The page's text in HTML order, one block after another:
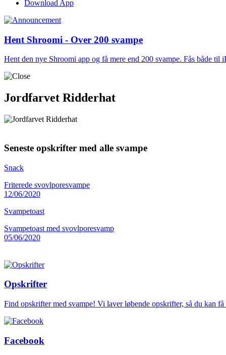
Download App
Hent Shroomi - Over 200 svampe
Hent den nye Shroomi app og få mere end 200 svampe. Fås både til
Jordfarvet Ridderhat
Seneste opskrifter med alle svampe
Snack
Friterede svovlporesvampe
12/06/2020
Svampetoast
Svampetoast med svovlporesvamp
05/06/2020
Opskrifter
Find opskrifter med svampe! Vi laver løbende opskrifter, så du kan få
Facebook